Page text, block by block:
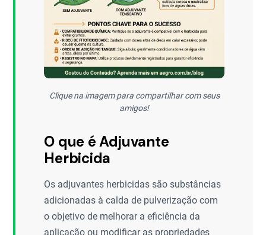
Clique na imagem para compartilhar com seus
amigos!
O que é Adjuvante
Herbicida
Os adjuvantes herbicidas são substâncias
adicionadas à calda de pulverização com
o objetivo de melhorar a eficiência da
aplicação ou modificar as propriedades